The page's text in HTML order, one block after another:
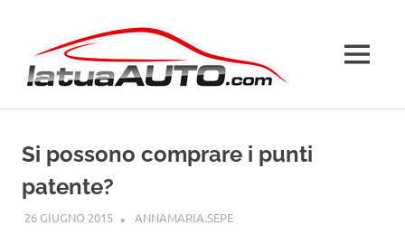
contenuto
MENU
Si possono comprare i punti
patente?
26 GIUGNO 2015 ANNAMARIA.SEPEPATENTE